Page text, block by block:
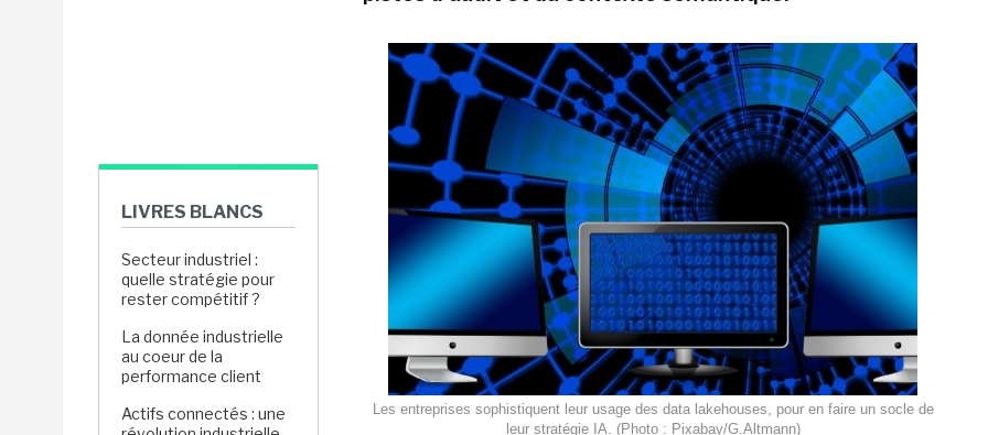
LIVRES BLANCS
Secteur industriel :
quelle stratégie pour
rester compétitif ?
La donnée industrielle
au coeur de la
performance client
Actifs connectés : une
Les entreprises sophistiquent leur usage des data lakehouses, pour en faire un socle de
leur stratégie IA. (Photo : Pixabay/G.Altmann)